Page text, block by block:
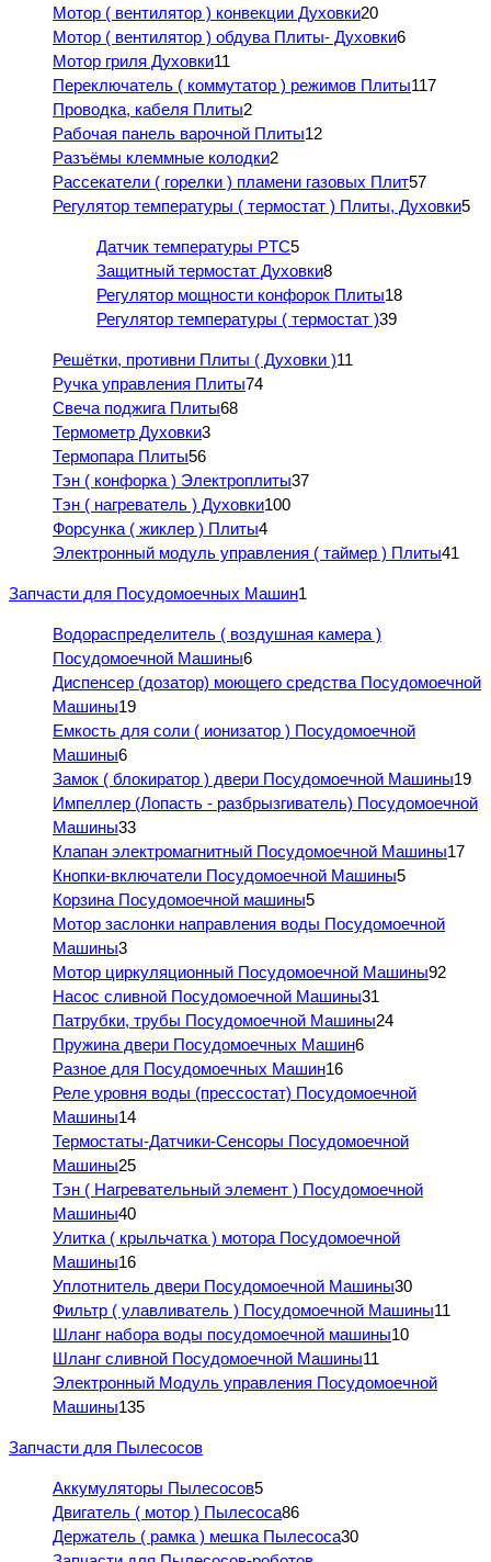
Мотор ( вентилятор ) конвекции Духовки20
Мотор ( вентилятор ) обдува Плиты- Духовки6
Мотор гриля Духовки11
Переключатель ( коммутатор ) режимов Плиты117
Проводка, кабеля Плиты2
Рабочая панель варочной Плиты12
Разъёмы клеммные колодки2
Рассекатели ( горелки ) пламени газовых Плит57
Регулятор температуры ( термостат ) Плиты, Духовки5
Датчик температуры PTC5
Защитный термостат Духовки8
Регулятор мощности конфорок Плиты18
Регулятор температуры ( термостат )39
Решётки, противни Плиты ( Духовки )11
Ручка управления Плиты74
Свеча поджига Плиты68
Термометр Духовки3
Термопара Плиты56
Тэн ( конфорка ) Электроплиты37
Тэн ( нагреватель ) Духовки100
Форсунка ( жиклер ) Плиты4
Электронный модуль управления ( таймер ) Плиты41
Запчасти для Посудомоечных Машин1
Водораспределитель ( воздушная камера )
Посудомоечной Машины6
Диспенсер (дозатор) моющего средства Посудомоечной
Машины19
Емкость для соли ( ионизатор ) Посудомоечной
Машины6
Замок ( блокиратор ) двери Посудомоечной Машины19
Импеллер (Лопасть - разбрызгиватель) Посудомоечной
Машины33
Клапан электромагнитный Посудомоечной Машины17
Кнопки-включатели Посудомоечной Машины5
Корзина Посудомоечной машины5
Мотор заслонки направления воды Посудомоечной
Машины3
Мотор циркуляционный Посудомоечной Машины92
Насос сливной Посудомоечной Машины31
Патрубки, трубы Посудомоечной Машины24
Пружина двери Посудомоечных Машин6
Разное для Посудомоечных Машин16
Реле уровня воды (прессостат) Посудомоечной
Машины14
Термостаты-Датчики-Сенсоры Посудомоечной
Машины25
Тэн ( Нагревательный элемент ) Посудомоечной
Машины40
Улитка ( крыльчатка ) мотора Посудомоечной
Машины16
Уплотнитель двери Посудомоечной Машины30
Фильтр ( улавливатель ) Посудомоечной Машины11
Шланг набора воды посудомоечной машины10
Шланг сливной Посудомоечной Машины11
Электронный Модуль управления Посудомоечной
Машины135
Запчасти для Пылесосов
Аккумуляторы Пылесосов5
Двигатель ( мотор ) Пылесоса86
Держатель ( рамка ) мешка Пылесоса30